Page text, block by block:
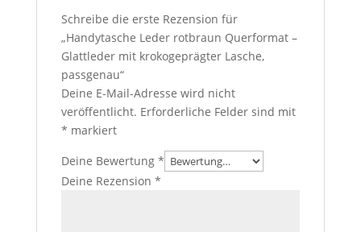
Schreibe die erste Rezension für
„Handytasche Leder rotbraun Querformat –
Glattleder mit krokogeprägter Lasche,
passgenau“
Deine E-Mail-Adresse wird nicht
veröffentlicht. Erforderliche Felder sind mit
* markiert
Deine Bewertung *
Deine Rezension *